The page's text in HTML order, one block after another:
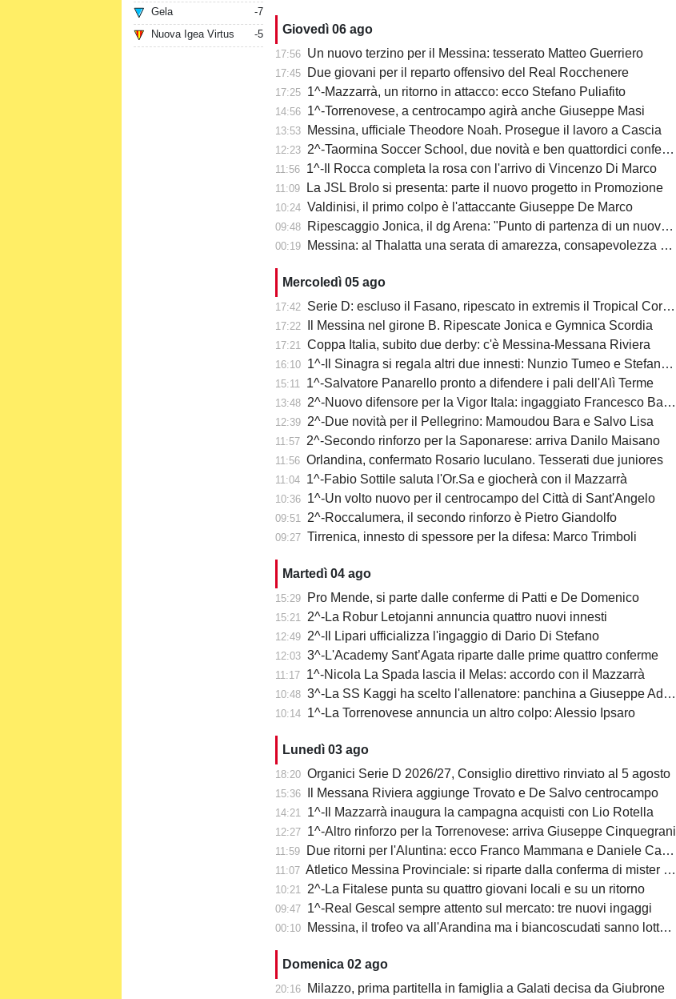
Gela
-7
Nuova Igea Virtus
-5 Giovedì 06 ago
17:56 Un nuovo terzino per il Messina: tesserato Matteo Guerriero
17:45 Due giovani per il reparto offensivo del Real Rocchenere
17:25 1^-Mazzarrà, un ritorno in attacco: ecco Stefano Puliafito
14:56 1^-Torrenovese, a centrocampo agirà anche Giuseppe Masi
13:53 Messina, ufficiale Theodore Noah. Prosegue il lavoro a Cascia
12:23 2^-Taormina Soccer School, due novità e ben quattordici conferme
11:56 1^-Il Rocca completa la rosa con l'arrivo di Vincenzo Di Marco
11:09 La JSL Brolo si presenta: parte il nuovo progetto in Promozione
10:24 Valdinisi, il primo colpo è l'attaccante Giuseppe De Marco
09:48 Ripescaggio Jonica, il dg Arena: "Punto di partenza di un nuovo percorso"
00:19 Messina: al Thalatta una serata di amarezza, consapevolezza e speranza
Mercoledì 05 ago
17:42 Serie D: escluso il Fasano, ripescato in extremis il Tropical Coriano
17:22 Il Messina nel girone B. Ripescate Jonica e Gymnica Scordia
17:21 Coppa Italia, subito due derby: c'è Messina-Messana Riviera
16:10 1^-Il Sinagra si regala altri due innesti: Nunzio Tumeo e Stefano Calà
15:11 1^-Salvatore Panarello pronto a difendere i pali dell'Alì Terme
13:48 2^-Nuovo difensore per la Vigor Itala: ingaggiato Francesco Barbera
12:39 2^-Due novità per il Pellegrino: Mamoudou Bara e Salvo Lisa
11:57 2^-Secondo rinforzo per la Saponarese: arriva Danilo Maisano
11:56 Orlandina, confermato Rosario Iuculano. Tesserati due juniores
11:04 1^-Fabio Sottile saluta l'Or.Sa e giocherà con il Mazzarrà
10:36 1^-Un volto nuovo per il centrocampo del Città di Sant'Angelo
09:51 2^-Roccalumera, il secondo rinforzo è Pietro Giandolfo
09:27 Tirrenica, innesto di spessore per la difesa: Marco Trimboli
Martedì 04 ago
15:29 Pro Mende, si parte dalle conferme di Patti e De Domenico
15:21 2^-La Robur Letojanni annuncia quattro nuovi innesti
12:49 2^-Il Lipari ufficializza l'ingaggio di Dario Di Stefano
12:03 3^-L'Academy Sant’Agata riparte dalle prime quattro conferme
11:17 1^-Nicola La Spada lascia il Melas: accordo con il Mazzarrà
10:48 3^-La SS Kaggi ha scelto l'allenatore: panchina a Giuseppe Adornetto
10:14 1^-La Torrenovese annuncia un altro colpo: Alessio Ipsaro
Lunedì 03 ago
18:20 Organici Serie D 2026/27, Consiglio direttivo rinviato al 5 agosto
15:36 Il Messana Riviera aggiunge Trovato e De Salvo centrocampo
14:21 1^-Il Mazzarrà inaugura la campagna acquisti con Lio Rotella
12:27 1^-Altro rinforzo per la Torrenovese: arriva Giuseppe Cinquegrani
11:59 Due ritorni per l'Aluntina: ecco Franco Mammana e Daniele Castagnolo
11:07 Atletico Messina Provinciale: si riparte dalla conferma di mister Giuseppe Midiri
10:21 2^-La Fitalese punta su quattro giovani locali e su un ritorno
09:47 1^-Real Gescal sempre attento sul mercato: tre nuovi ingaggi
00:10 Messina, il trofeo va all'Arandina ma i biancoscudati sanno lottare
Domenica 02 ago
20:16 Milazzo, prima partitella in famiglia a Galati decisa da Giubrone